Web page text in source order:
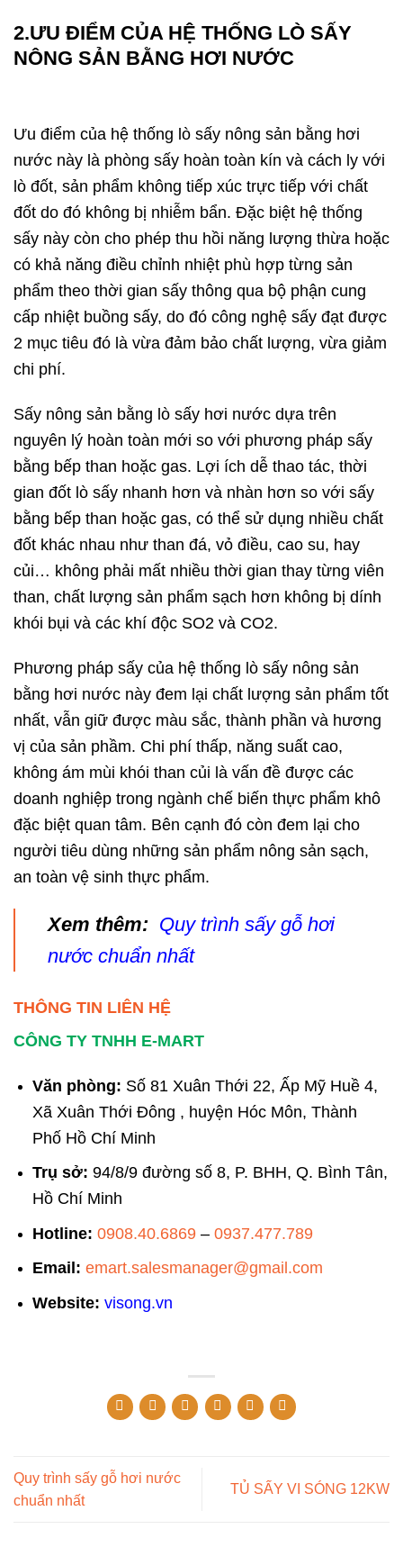
2.ƯU ĐIỂM CỦA HỆ THỐNG LÒ SẤY
NÔNG SẢN BẰNG HƠI NƯỚC
Ưu điểm của hệ thống lò sấy nông sản bằng hơi
nước này là phòng sấy hoàn toàn kín và cách ly với
lò đốt, sản phẩm không tiếp xúc trực tiếp với chất
đốt do đó không bị nhiễm bẩn. Đặc biệt hệ thống
sấy này còn cho phép thu hồi năng lượng thừa hoặc
có khả năng điều chỉnh nhiệt phù hợp từng sản
phẩm theo thời gian sấy thông qua bộ phận cung
cấp nhiệt buồng sấy, do đó công nghệ sấy đạt được
2 mục tiêu đó là vừa đảm bảo chất lượng, vừa giảm
chi phí.
Sấy nông sản bằng lò sấy hơi nước dựa trên
nguyên lý hoàn toàn mới so với phương pháp sấy
bằng bếp than hoặc gas. Lợi ích dễ thao tác, thời
gian đốt lò sấy nhanh hơn và nhàn hơn so với sấy
bằng bếp than hoặc gas, có thể sử dụng nhiều chất
đốt khác nhau như than đá, vỏ điều, cao su, hay
củi… không phải mất nhiều thời gian thay từng viên
than, chất lượng sản phẩm sạch hơn không bị dính
khói bụi và các khí độc SO2 và CO2.
Phương pháp sấy của hệ thống lò sấy nông sản
bằng hơi nước này đem lại chất lượng sản phẩm tốt
nhất, vẫn giữ được màu sắc, thành phần và hương
vị của sản phầm. Chi phí thấp, năng suất cao,
không ám mùi khói than củi là vấn đề được các
doanh nghiệp trong ngành chế biến thực phẩm khô
đặc biệt quan tâm. Bên cạnh đó còn đem lại cho
người tiêu dùng những sản phẩm nông sản sạch,
an toàn vệ sinh thực phẩm.
Xem thêm: Quy trình sấy gỗ hơi
nước chuẩn nhất
THÔNG TIN LIÊN HỆ
CÔNG TY TNHH E-MART
Văn phòng: Số 81 Xuân Thới 22, Ấp Mỹ Huề 4,
Xã Xuân Thới Đông , huyện Hóc Môn, Thành
Phố Hồ Chí Minh
Trụ sở: 94/8/9 đường số 8, P. BHH, Q. Bình Tân,
Hồ Chí Minh
Hotline: 0908.40.6869– 0937.477.789
Email: emart.salesmanager@gmail.com
Website: visong.vn
Quy trình sấy gỗ hơi nước
chuẩn nhất
TỦ SẤY VI SÓNG 12KW